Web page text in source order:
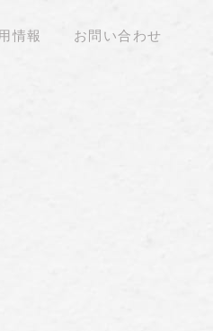
情報 お問い合わせ